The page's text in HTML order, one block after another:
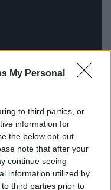
My Personal
to third parties, or
information for
the below opt-out
note that after your
continue seeing
information utilized by
third parties prior to
Google News και